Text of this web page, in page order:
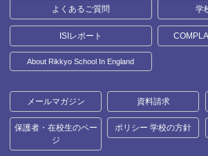
よくあるご質問 学
ISIレポート
About Rikkyo School In England
メールマガジン 資料請求
保護者・在校生のペー
ジ
ポリシー 学校の方針